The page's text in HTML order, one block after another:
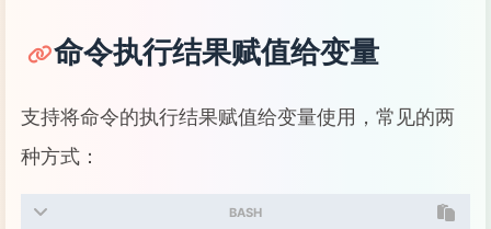
命令执行结果赋值给变量
支持将命令的执行结果赋值给变量使用，常见的两
种方式：
BASH